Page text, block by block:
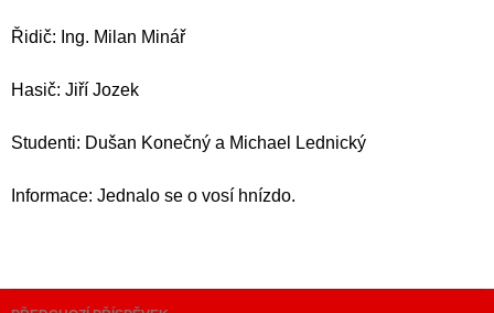
Řidič: Ing. Milan Minář
Hasič: Jiří Jozek
Studenti: Dušan Konečný a Michael Lednický
Informace: Jednalo se o vosí hnízdo.
Navigace